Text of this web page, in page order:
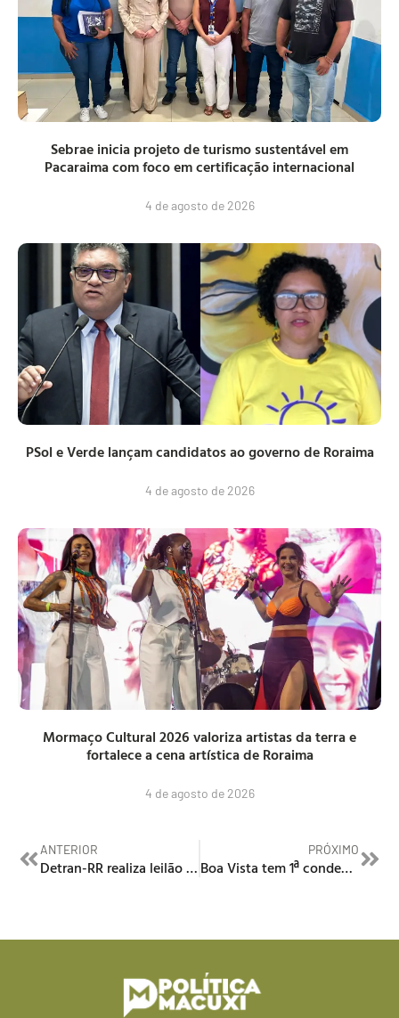
Sebrae inicia projeto de turismo sustentável em
Pacaraima com foco em certificação internacional
4 de agosto de 2026
PSol e Verde lançam candidatos ao governo de Roraima
4 de agosto de 2026
Mormaço Cultural 2026 valoriza artistas da terra e
fortalece a cena artística de Roraima
4 de agosto de 2026
ANTERIOR
Detran-RR realiza leilão online com 230 lotes de veículos
PRÓXIMO
Boa Vista tem 1ª condenação de Réu pelo novo crime de Feminicídio: Homem é condenado a 31 anos por tentar matar companheira